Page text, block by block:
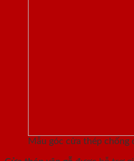
Mẫu góc cửa thép chống